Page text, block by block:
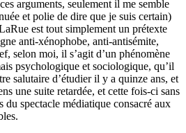
arguments, seulement il me semble
et polie de dire que je suis certain)
est tout simplement un prétexte
anti-xénophobe, anti-antisémite,
selon moi, il s’agit d’un phénomène
psychologique et sociologique, qu’il
salutaire d’étudier il y a quinze ans, et
une suite retardée, et cette fois-ci sans
du spectacle médiatique consacré aux